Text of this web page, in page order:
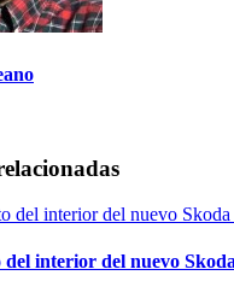
interior del nuevo